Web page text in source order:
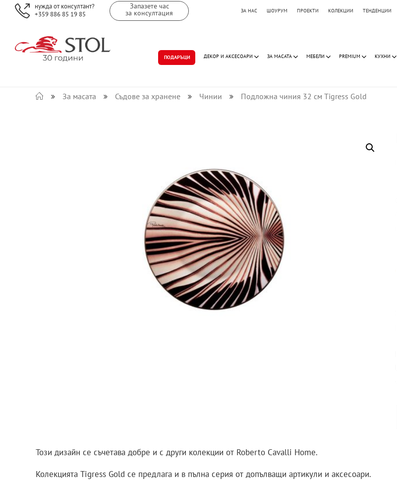
нужда от консултант?
+359 886 85 19 85
Запазете час
за консултация ЗА НАС ШОУРУМ ПРОЕКТИ КОЛЕКЦИИ ТЕНДЕНЦИИ
ПОДАРЪЦИ ДЕКОР И АКСЕСОАРИ ЗА МАСАТА МЕБЕЛИ PREMIUM КУХНИ
За масата Съдове за хранене Чинии Подложна чиния 32 см Tigress Gold
Този дизайн се съчетава добре и с други колекции от Roberto Cavalli Home.
Колекцията Tigress Gold се предлага и в пълна серия от допълващи артикули и аксесоари.